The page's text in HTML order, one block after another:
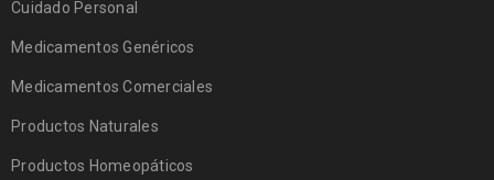
Cuidado Personal
Medicamentos Genéricos
Medicamentos Comerciales
Productos Naturales
Productos Homeopáticos